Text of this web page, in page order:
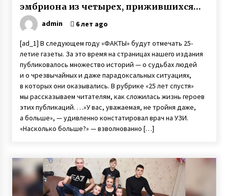
эмбриона из четырех, прижившихся
после ЭКО
admin 6 лет ago
[ad_1] В следующем году «ФАКТЫ» будут отмечать 25-
летие газеты. За это время на страницах нашего издания
публиковалось множество историй — о судьбах людей
и о чрезвычайных и даже парадоксальных ситуациях,
в которых они оказывались. В рубрике «25 лет спустя»
мы рассказываем читателям, как сложилась жизнь героев
этих публикаций. …»У вас, уважаемая, не тройня даже,
а больше», — удивленно констатировал врач на УЗИ.
«Насколько больше?» — взволнованно […]